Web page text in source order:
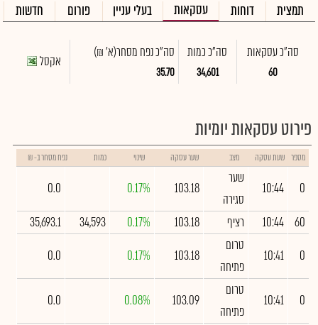
תמצית דוחות עסקאות בעלי עניין פורום חדשות
סה"כ עסקאות
60
סה"כ כמות
34,601
סה"כ נפח מסחר(א' ₪)
35.70
אקסל
פירוט עסקאות יומיות
מספר שעת עסקה מצב שער עסקה שינוי כמות נפח מסחר ב- ₪
0
10:44
שער
סגירה
103.18
0.17%
0.0
60
10:44 רציף 103.18
0.17%
34,593
35,693.1
0
10:41
טרום
פתיחה
103.18
0.17%
0.0
0
10:41
טרום
פתיחה
103.09
0.08%
0.0